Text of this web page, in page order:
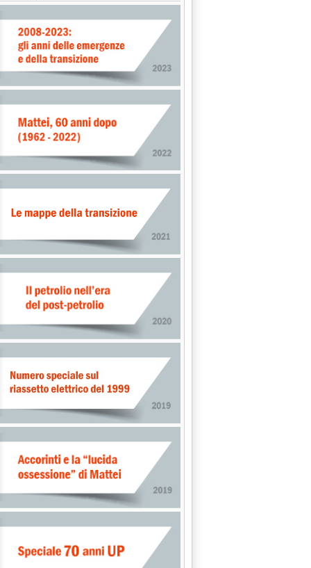
su prezzi ed erogatori'
ai gestori: "nessun caro-royalty"'